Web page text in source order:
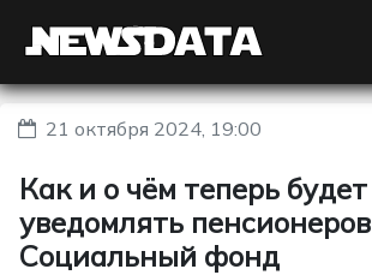
21 октября 2024, 19:00
Как и о чём теперь будет
уведомлять пенсионеров
Социальный фонд